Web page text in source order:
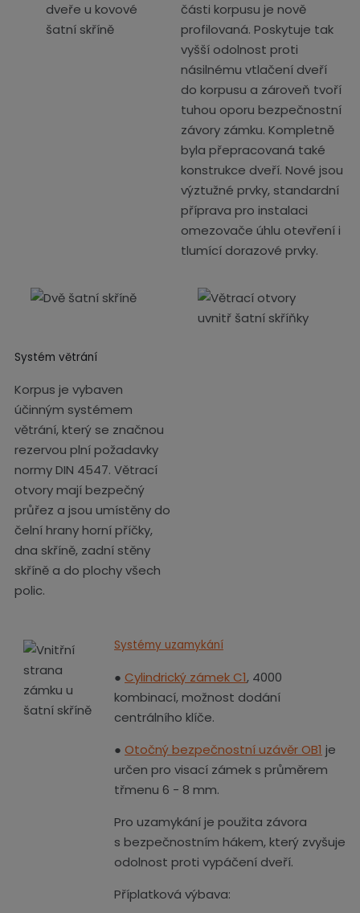
části korpusu je nově
profilovaná. Poskytuje tak
vyšší odolnost proti
násilnému vtlačení dveří
do korpusu a zároveň tvoří
tuhou oporu bezpečnostní
závory zámku. Kompletně
byla přepracovaná také
konstrukce dveří. Nové jsou
výztužné prvky, standardní
příprava pro instalaci
omezovače úhlu otevření i
tlumící dorazové prvky.
Systém větrání
Korpus je vybaven
účinným systémem
větrání, který se značnou
rezervou plní požadavky
normy DIN 4547. Větrací
otvory mají bezpečný
průřez a jsou umístěny do
čelní hrany horní příčky,
dna skříně, zadní stěny
skříně a do plochy všech
polic.
Systémy uzamykání
● Cylindrický zámek C1, 4000
kombinací, možnost dodání
centrálního klíče.
● Otočný bezpečnostní uzávěr OB1 je
určen pro visací zámek s průměrem
třmenu 6 - 8 mm.
Pro uzamykání je použita závora
s bezpečnostním hákem, který zvyšuje
odolnost proti vypáčení dveří.
Příplatková výbava: